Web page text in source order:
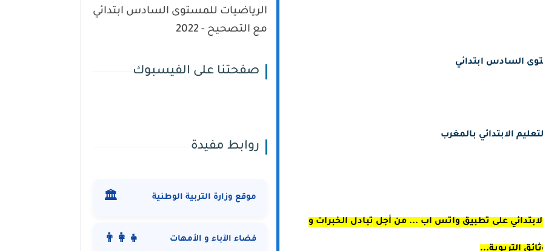
السادس ابتدائي
الابتدائي بالمغرب
على تطبيق واتس اب ... من أجل تبادل الخبرات و
الرياضيات للمستوى السادس ابتدائي
مع التصحيح - 2022
صفحتنا على الفيسبوك
روابط مفيدة
موقع وزارة التربية الوطنية 🏛️
فضاء الآباء و الأمهات 👨‍👩‍👧